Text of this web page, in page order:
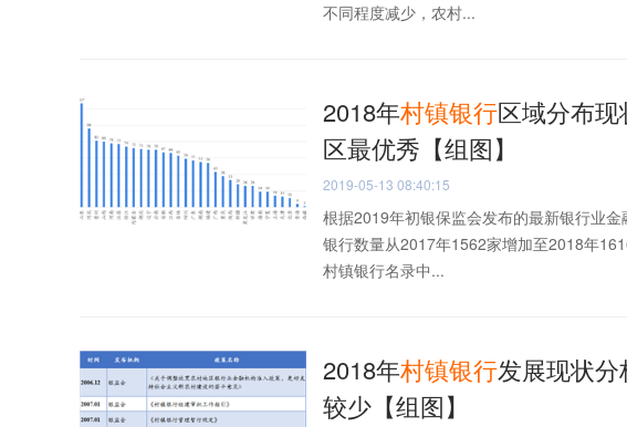
不同程度减少，农村...
2018年村镇银行区域分布
区最优秀【组图】
2019-05-13 08:40:15
根据2019年初银保监会发布的最新银行业
银行数量从2017年1562家增加至2018年
村镇银行名录中...
2018年村镇银行发展现状
较少【组图】